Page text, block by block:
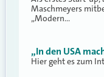
Maschmeyers
„Modern…
„In den USA
Hier geht es zum